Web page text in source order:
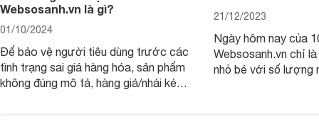
Websosanh.vn là gì?
01/10/2024
Để bảo vệ người tiêu dùng trước các
tình trạng sai giá hàng hóa, sản phẩm
không đúng mô tả, hàng giả/nhái kém
21/12/2023
Ngày hôm nay của
Websosanh.vn chỉ
nhỏ bé với số lượng